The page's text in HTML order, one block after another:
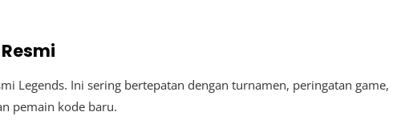
Legends. Ini sering bertepatan dengan turnamen, peringatan game,
pemain kode baru.